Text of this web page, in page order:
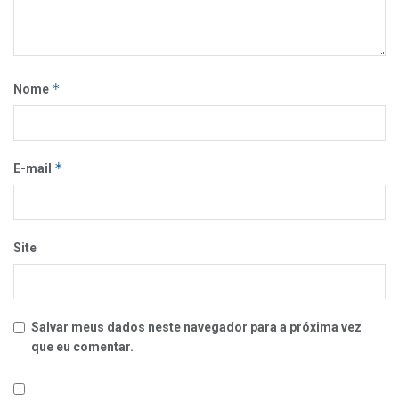
Nome *
E-mail *
Site
Salvar meus dados neste navegador para a próxima vez
que eu comentar.